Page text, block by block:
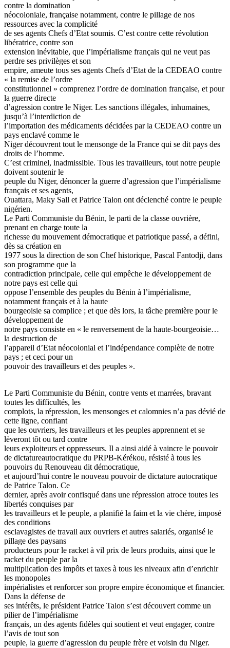
contre la domination
néocoloniale, française notamment, contre le pillage de nos
ressources avec la complicité
de ses agents Chefs d’Etat soumis. C’est contre cette révolution
libératrice, contre son
extension inévitable, que l’impérialisme français qui ne veut pas
perdre ses privilèges et son
empire, ameute tous ses agents Chefs d’Etat de la CEDEAO contre
« la remise de l’ordre
constitutionnel » comprenez l’ordre de domination française, et pour
la guerre directe
d’agression contre le Niger. Les sanctions illégales, inhumaines,
jusqu’à l’interdiction de
l’importation des médicaments décidées par la CEDEAO contre un
pays enclavé comme le
Niger découvrent tout le mensonge de la France qui se dit pays des
droits de l’homme.
C’est criminel, inadmissible. Tous les travailleurs, tout notre peuple
doivent soutenir le
peuple du Niger, dénoncer la guerre d’agression que l’impérialisme
français et ses agents,
Ouattara, Maky Sall et Patrice Talon ont déclenché contre le peuple
nigérien.
Le Parti Communiste du Bénin, le parti de la classe ouvrière,
prenant en charge toute la
richesse du mouvement démocratique et patriotique passé, a défini,
dès sa création en
1977 sous la direction de son Chef historique, Pascal Fantodji, dans
son programme que la
contradiction principale, celle qui empêche le développement de
notre pays est celle qui
oppose l’ensemble des peuples du Bénin à l’impérialisme,
notamment français et à la haute
bourgeoisie sa complice ; et que dès lors, la tâche première pour le
développement de
notre pays consiste en « le renversement de la haute-bourgeoisie…
la destruction de
l’appareil d’Etat néocolonial et l’indépendance complète de notre
pays ; et ceci pour un
pouvoir des travailleurs et des peuples ».
Le Parti Communiste du Bénin, contre vents et marrées, bravant
toutes les difficultés, les
complots, la répression, les mensonges et calomnies n’a pas dévié de
cette ligne, confiant
que les ouvriers, les travailleurs et les peuples apprennent et se
lèveront tôt ou tard contre
leurs exploiteurs et oppresseurs. Il a ainsi aidé à vaincre le pouvoir
de dictatureautocratique du PRPB-Kérékou, résisté à tous les
pouvoirs du Renouveau dit démocratique,
et aujourd’hui contre le nouveau pouvoir de dictature autocratique
de Patrice Talon. Ce
dernier, après avoir confisqué dans une répression atroce toutes les
libertés conquises par
les travailleurs et le peuple, a planifié la faim et la vie chère, imposé
des conditions
esclavagistes de travail aux ouvriers et autres salariés, organisé le
pillage des paysans
producteurs pour le racket à vil prix de leurs produits, ainsi que le
racket du peuple par la
multiplication des impôts et taxes à tous les niveaux afin d’enrichir
les monopoles
impérialistes et renforcer son propre empire économique et financier.
Dans la défense de
ses intérêts, le président Patrice Talon s’est découvert comme un
pilier de l’impérialisme
français, un des agents fidèles qui soutient et veut engager, contre
l’avis de tout son
peuple, la guerre d’agression du peuple frère et voisin du Niger.